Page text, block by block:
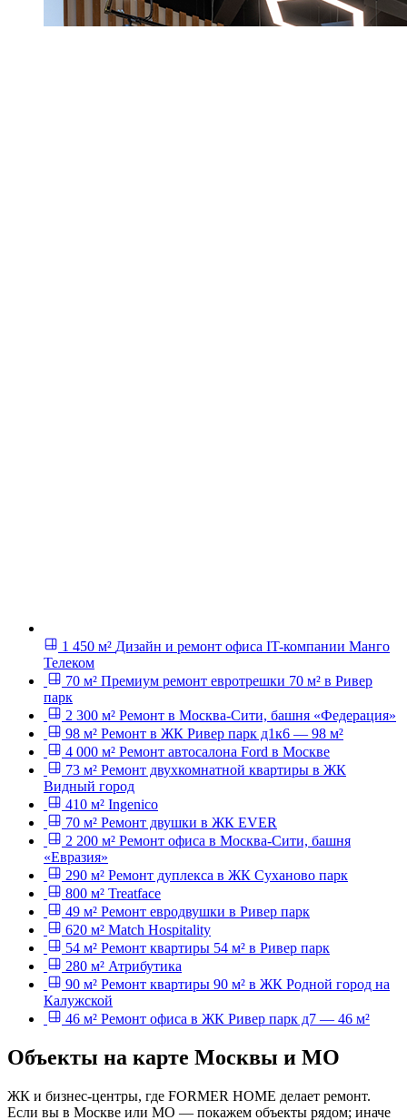
1 450 м² Дизайн и ремонт офиса IT-компании Манго
Телеком
70 м² Премиум ремонт евротрешки 70 м² в Ривер
парк
2 300 м² Ремонт в Москва-Сити, башня «Федерация»
98 м² Ремонт в ЖК Ривер парк д1к6 — 98 м²
4 000 м² Ремонт автосалона Ford в Москве
73 м² Ремонт двухкомнатной квартиры в ЖК
Видный город
410 м² Ingenico
70 м² Ремонт двушки в ЖК EVER
2 200 м² Ремонт офиса в Москва-Сити, башня
«Евразия»
290 м² Ремонт дуплекса в ЖК Суханово парк
800 м² Treatface
49 м² Ремонт евродвушки в Ривер парк
620 м² Match Hospitality
54 м² Ремонт квартиры 54 м² в Ривер парк
280 м² Атрибутика
90 м² Ремонт квартиры 90 м² в ЖК Родной город на
Калужской
46 м² Ремонт офиса в ЖК Ривер парк д7 — 46 м²
Объекты на карте Москвы и МО
ЖК и бизнес-центры, где FORMER HOME делает ремонт.
Если вы в Москве или МО — покажем объекты рядом; иначе